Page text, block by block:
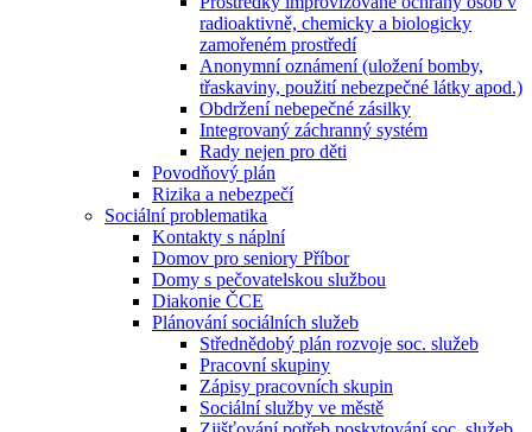
radioaktivně, chemicky a biologicky
zamořeném prostředí
Anonymní oznámení (uložení bomby,
třaskaviny, použití nebezpečné látky apod.)
Obdržení nebepečné zásilky
Integrovaný záchranný systém
Rady nejen pro děti
Povodňový plán
Rizika a nebezpečí
Sociální problematika
Kontakty s náplní
Domov pro seniory Příbor
Domy s pečovatelskou službou
Diakonie ČCE
Plánování sociálních služeb
Střednědobý plán rozvoje soc. služeb
Pracovní skupiny
Zápisy pracovních skupin
Sociální služby ve městě